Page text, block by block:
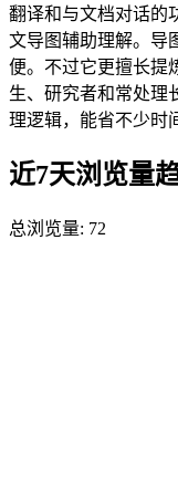
翻译和与文档对话的
文导图辅助理解。导
便。不过它更擅长提
生、研究者和常处理
理逻辑，能省不少时
近7天浏览量
总浏览量: 72